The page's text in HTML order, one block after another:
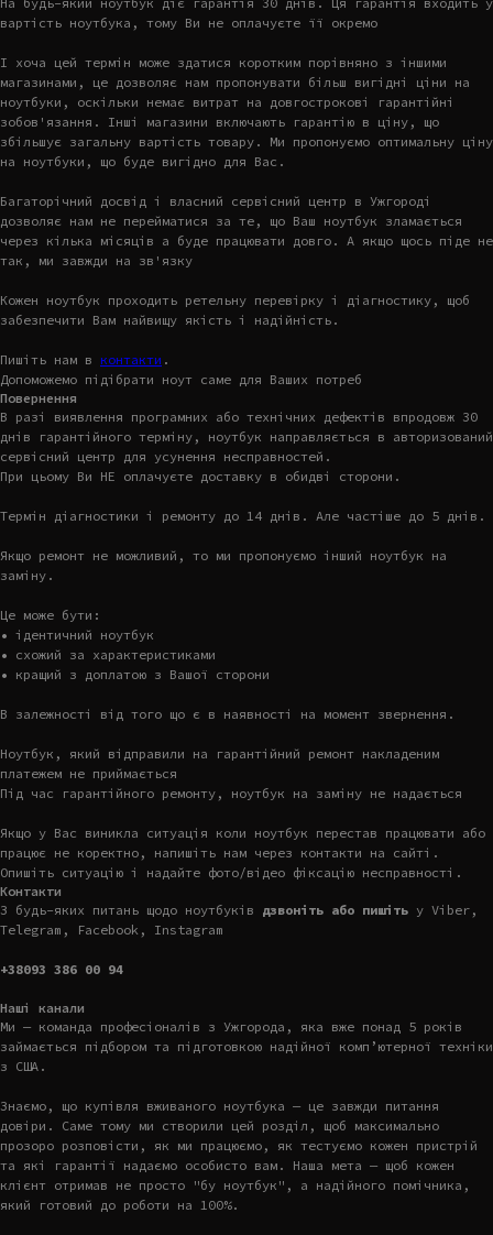
вартість ноутбука, тому Ви не оплачуєте її окремо
І хоча цей термін може здатися коротким порівняно з іншими
магазинами, це дозволяє нам пропонувати більш вигідні ціни на
ноутбуки, оскільки немає витрат на довгострокові гарантійні
зобов'язання. Інші магазини включають гарантію в ціну, що
збільшує загальну вартість товару. Ми пропонуємо оптимальну ціну
на ноутбуки, що буде вигідно для Вас.
Багаторічний досвід і власний сервісний центр в Ужгороді
дозволяє нам не перейматися за те, що Ваш ноутбук зламається
через кілька місяців а буде працювати довго. А якщо щось піде не
так, ми завжди на зв'язку
Кожен ноутбук проходить ретельну перевірку і діагностику, щоб
забезпечити Вам найвищу якість і надійність.
Пишіть нам в контакти .
Допоможемо підібрати ноут саме для Ваших потреб
Повернення
В разі виявлення програмних або технічних дефектів впродовж 30
днів гарантійного терміну, ноутбук направляється в авторизований
сервісний центр для усунення несправностей.
При цьому Ви НЕ оплачуєте доставку в обидві сторони.
Термін діагностики і ремонту до 14 днів. Але частіше до 5 днів.
Якщо ремонт не можливий, то ми пропонуємо інший ноутбук на
заміну.
Це може бути:
• ідентичний ноутбук
• схожий за характеристиками
• кращий з доплатою з Вашої сторони
В залежності від того що є в наявності на момент звернення.
Ноутбук, який відправили на гарантійний ремонт накладеним
платежем не приймається
Під час гарантійного ремонту, ноутбук на заміну не надається
Якщо у Вас виникла ситуація коли ноутбук перестав працювати або
працює не коректно, напишіть нам через контакти на сайті.
Опишіть ситуацію і надайте фото/відео фіксацію несправності.
Контакти
З будь-яких питань щодо ноутбуків дзвоніть або пишіть у Viber,
Telegram, Facebook, Instagram
+38093 386 00 94
Наші канали
Ми — команда професіоналів з Ужгорода, яка вже понад 5 років
займається підбором та підготовкою надійної комп’ютерної техніки
з США.
Знаємо, що купівля вживаного ноутбука — це завжди питання
довіри. Саме тому ми створили цей розділ, щоб максимально
прозоро розповісти, як ми працюємо, як тестуємо кожен пристрій
та які гарантії надаємо особисто вам. Наша мета — щоб кожен
клієнт отримав не просто "бу ноутбук", а надійного помічника,
який готовий до роботи на 100%.